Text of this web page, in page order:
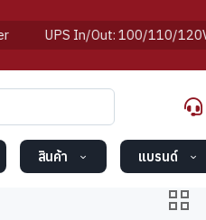
UPS In/Out: 100/110/120Vac
สินค้า แบรนด์